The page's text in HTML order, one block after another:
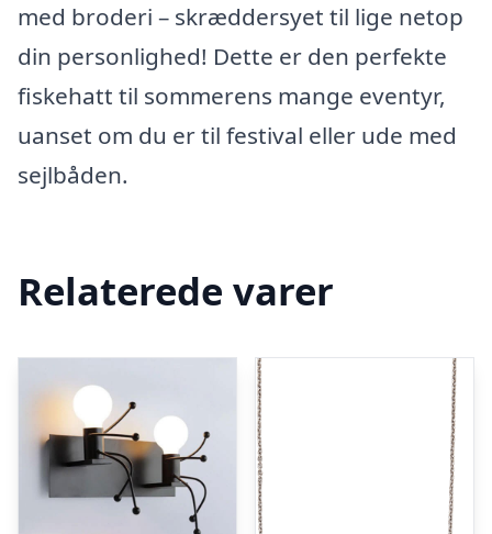
med broderi – skræddersyet til lige netop
din personlighed! Dette er den perfekte
fiskehatt til sommerens mange eventyr,
uanset om du er til festival eller ude med
sejlbåden.
Relaterede varer